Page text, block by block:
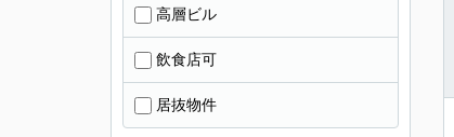
高層ビル
飲食店可
居抜物件